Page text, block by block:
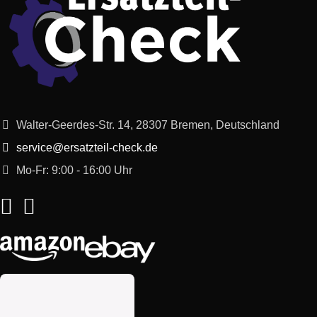
Indesit
Indesit C00090822
Indesit C00132189
Indesit
Indesit C00380107
Constructa CD66110/07
Constructa CD67150/02
Constructa CD69110/05
Constructa CD66150/07
Constructa CD619150/01
CD69110/03
Walter-Geerdes-Str. 14, 28307 Bremen, Deutschland
service@ersatzteil-check.de
Mo-Fr: 9:00 - 16:00 Uhr